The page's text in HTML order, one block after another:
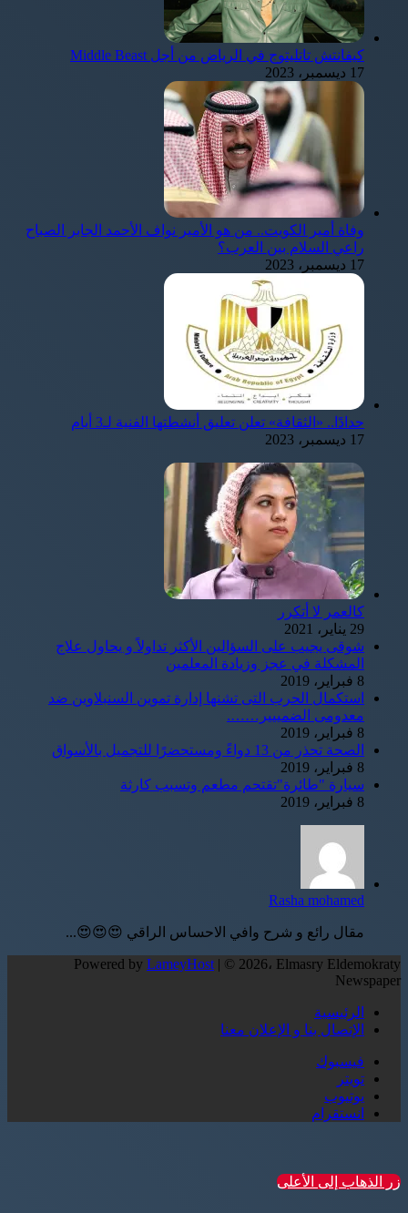
كيفانتش تاتليتوج في الرياض من أجل Middle Beast
17 ديسمبر، 2023
وفاة أمير الكويت.. من هو الأمير نواف الأحمد الجابر الصباح
راعي السلام بين العرب؟
17 ديسمبر، 2023
حدادًا.. «الثقافة» تعلن تعليق أنشطتها الفنية لـ3 أيام
17 ديسمبر، 2023
كالعمر لا أتكرر
29 يناير، 2021
شوقى يجيب على السؤالين الأكثر تداولاً و يحاول علاج
المشكلة في عجز وزيادة المعلمين
8 فبراير، 2019
استكمال الحرب التى تشنها إدارة تموين السنبلاوين ضد
معدومى الضمييير…….
8 فبراير، 2019
الصحة تحذر من 13 دواءً ومستحضرًا للتجميل بالأسواق
8 فبراير، 2019
سيارة "طائرة"تقتحم مطعم وتسبب كارثة
8 فبراير، 2019
Rasha mohamed
مقال رائع و شرح وافي الاحساس الراقي 😍😍😍...
Powered by LameyHost | © 2026، Elmasry Eldemokraty
Newspaper
الرئيسية
الإتصال بنا و الإعلان معنا
فيسبوك
تويتر
يوتيوب
انستقرام
زر الذهاب إلى الأعلى